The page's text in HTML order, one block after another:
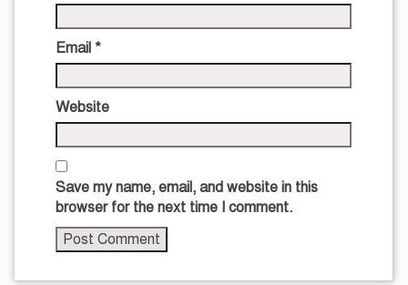
Email *
Website
Save my name, email, and website in this
browser for the next time I comment.